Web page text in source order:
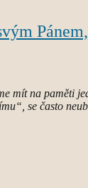
mít na paměti
se často